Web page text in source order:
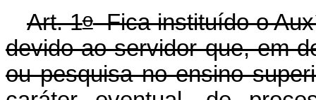
Art. 1oFica instituído o
devido ao servidor que, em
ou pesquisa no ensino